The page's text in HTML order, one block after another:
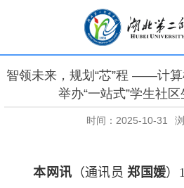
智领未来，规划“芯”程 ——计算
举办“一站式”学生社
时间：2025-10-31
本网讯 （通讯员 郑国媛）